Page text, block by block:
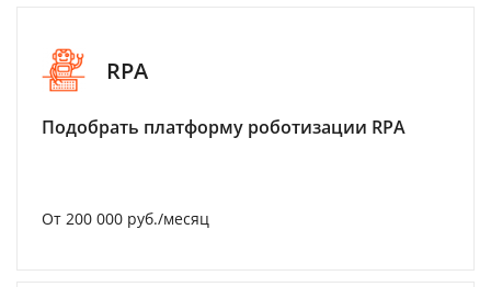
RPA
Подобрать платформу роботизации RPA
От 200 000 руб./месяц